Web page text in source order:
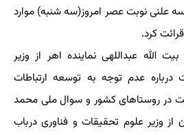
علنی نوبت عصر امروز(سه شنبه) موارد
كرد.
الله عبداللهی نماینده اهر از وزیر
درباره عدم توجه به توسعه ارتباطات
در روستاهای كشور و سوال ملی محمد
از وزیر علوم تحقیقات و فناوری درباب